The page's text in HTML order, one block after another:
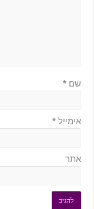
שם *
אימייל *
אתר